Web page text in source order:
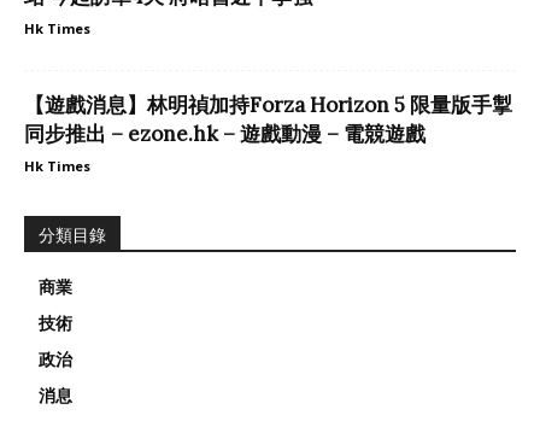
Hk Times
【遊戲消息】林明禎加持Forza Horizon 5 限量版手掣
同步推出 – ezone.hk – 遊戲動漫 – 電競遊戲
Hk Times
分類目錄
商業
技術
政治
消息